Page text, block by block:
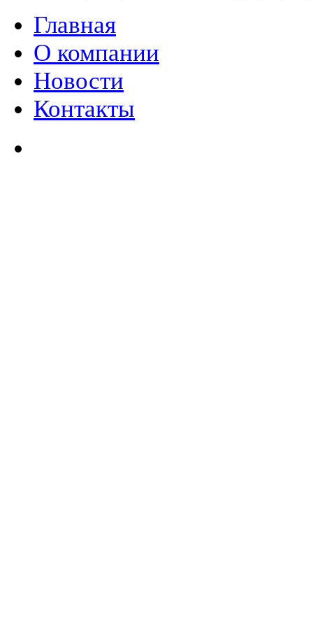
Главная
О компании
Новости
Контакты